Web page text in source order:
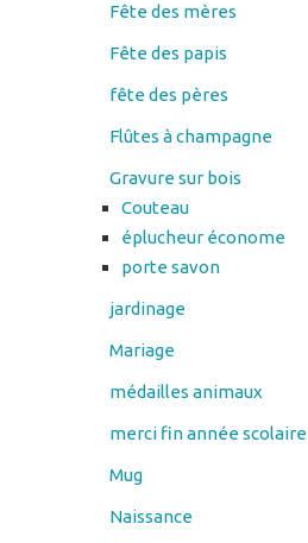
Fête des mères
Fête des papis
fête des pères
Flûtes à champagne
Gravure sur bois
Couteau
éplucheur économe
porte savon
jardinage
Mariage
médailles animaux
merci fin année scolaire
Mug
Naissance